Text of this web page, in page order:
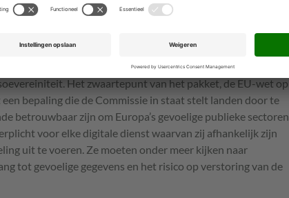
De gemeente kan bijvoorbeeld niet eisen dat de
moet zijn, of dat de uiteindelijke zeggenschap niet buiten
de Europese Commissie een nieuw
Het zwaartepunt van het pakket, de EU-wet op
bepaling die de Commissie in staat stelt landen door te
betrouwbaar zijn om Europa’s gevoelige publieke sectoren
voor elke digitale dienst waarvan zij afhankelijk zijn
uit te voeren. Ze moeten onder meer kijken naar
tot gevoelige gegevens en het risico op verstoring van de